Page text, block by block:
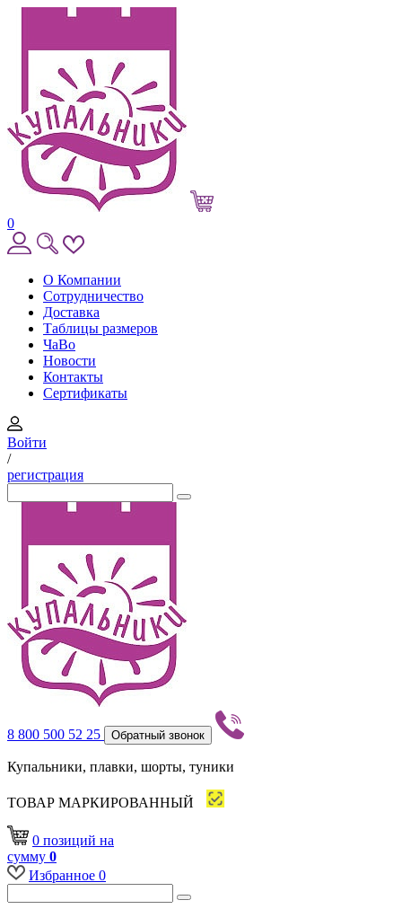
0
О Компании
Сотрудничество
Доставка
Таблицы размеров
ЧаВо
Новости
Контакты
Сертификаты
Войти
/
регистрация
8 800 500 52 25 Обратный звонок
Купальники, плавки, шорты, туники
ТОВАР МАРКИРОВАННЫЙ
0 позиций на
сумму 0
Избранное 0